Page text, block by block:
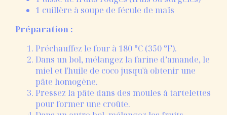
1 cuillère à soupe de fécule de maïs
Préparation :
Préchauffez le four à 180 °C (350 °F).
Dans un bol, mélangez la farine d’amande, le
miel et l'huile de coco jusqu'à obtenir une
pâte homogène.
Pressez la pâte dans des moules à tartelettes
pour former une croûte.